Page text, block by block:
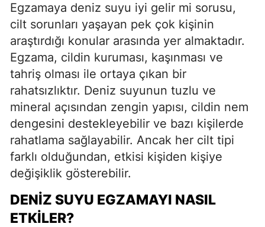
Egzamaya deniz suyu iyi gelir mi sorusu,
cilt sorunları yaşayan pek çok kişinin
araştırdığı konular arasında yer almaktadır.
Egzama, cildin kuruması, kaşınması ve
tahriş olması ile ortaya çıkan bir
rahatsızlıktır. Deniz suyunun tuzlu ve
mineral açısından zengin yapısı, cildin nem
dengesini destekleyebilir ve bazı kişilerde
rahatlama sağlayabilir. Ancak her cilt tipi
farklı olduğundan, etkisi kişiden kişiye
değişiklik gösterebilir.
DENIZ SUYU EGZAMAYI NASIL
ETKILER?